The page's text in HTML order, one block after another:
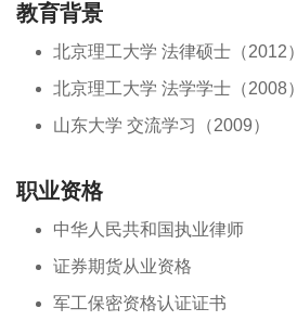
教育背景
北京理工大学 法律硕士（2012）
北京理工大学 法学学士（2008）
山东大学 交流学习（2009）
职业资格
中华人民共和国执业律师
证券期货从业资格
军工保密资格认证证书